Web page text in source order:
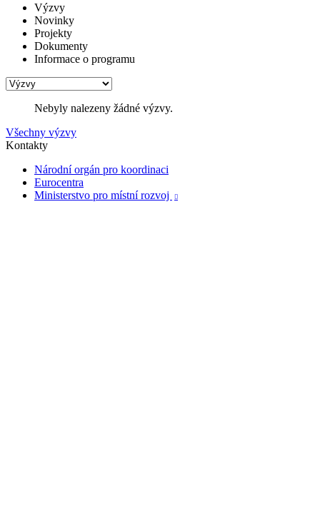
Výzvy
Novinky
Projekty
Dokumenty
Informace o programu
Nebyly nalezeny žádné výzvy.
Všechny výzvy
Kontakty
Národní orgán pro koordinaci
Eurocentra
Ministerstvo pro místní rozvoj
